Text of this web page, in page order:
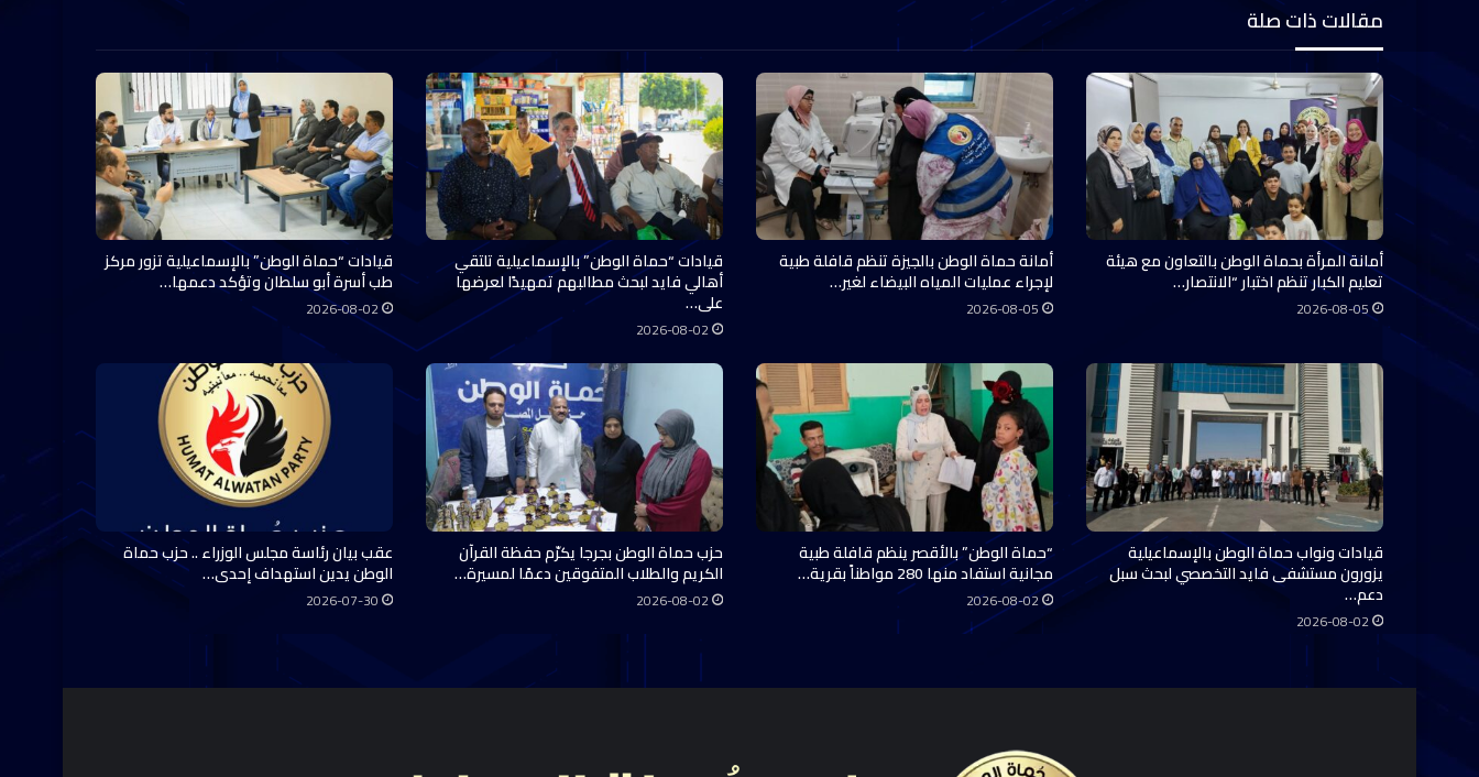
مقالات ذات صلة
أمانة المرأة بحماة الوطن بالتعاون مع هيئة
تعليم الكبار تنظم اختبار “الانتصار…
2026-08-05
أمانة حماة الوطن بالجيزة تنظم قافلة طبية
لإجراء عمليات المياه البيضاء لغير…
2026-08-05
قيادات “حماة الوطن” بالإسماعيلية تلتقي
أهالي فايد لبحث مطالبهم تمهيدًا لعرضها
على…
2026-08-02
قيادات “حماة الوطن” بالإسماعيلية تزور مركز
طب أسرة أبو سلطان وتؤكد دعمها…
2026-08-02
قيادات ونواب حماة الوطن بالإسماعيلية
يزورون مستشفى فايد التخصصي لبحث سبل
دعم…
2026-08-02
“حماة الوطن” بالأقصر ينظم قافلة طبية
مجانية استفاد منها 280 مواطناً بقرية…
2026-08-02
حزب حماة الوطن بجرجا يكرّم حفظة القرآن
الكريم والطلاب المتفوقين دعمًا لمسيرة…
2026-08-02
عقب بيان رئاسة مجلس الوزراء .. حزب حماة
الوطن يدين استهداف إحدى…
2026-07-30